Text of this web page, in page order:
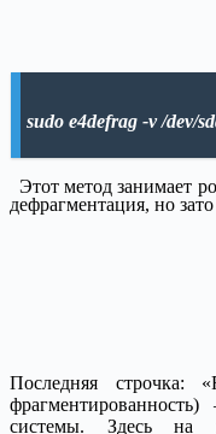
sudo e4defrag -v /dev/
Этот метод занимает
дефрагментация, но
Последняя строчка:
системы. Здесь на